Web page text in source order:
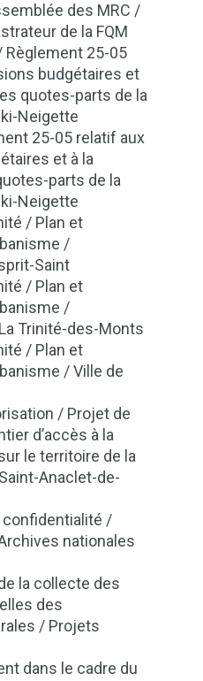
des MRC /
de la FQM
25-05
budgétaires et
quotes-parts de la
Neigette
25-05 relatif aux
et à la
parts de la
Neigette
/ Plan et
/
Saint
/ Plan et
/
Trinité-des-Monts
/ Plan et
/ Ville de
/ Projet de
d’accès à la
le territoire de la
Anaclet-de-
confidentialité /
nationales
la collecte des
des
/ Projets
dans le cadre du